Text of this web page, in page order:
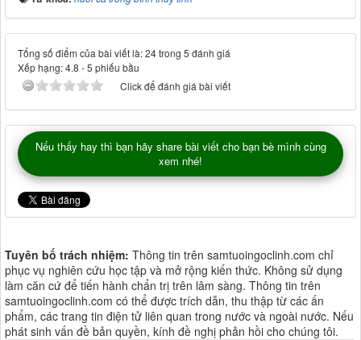
Tổng số điểm của bài viết là: 24 trong 5 đánh giá
Xếp hạng:4.8 -5 phiếu bầu
Click để đánh giá bài viết
Nếu thấy hay thì bạn hãy share bài viết cho bạn bè mình cùng
xem nhé!
Tuyên bố trách nhiệm: Thông tin trên samtuoingoclinh.com chỉ
phục vụ nghiên cứu học tập và mở rộng kiến thức. Không sử dụng
làm căn cứ để tiến hành chẩn trị trên lâm sàng. Thông tin trên
samtuoingoclinh.com có thể được trích dẫn, thu thập từ các ấn
phẩm, các trang tin điện tử liên quan trong nước và ngoài nước. Nếu
phát sinh vấn đề bản quyền, kính đề nghị phản hồi cho chúng tôi.